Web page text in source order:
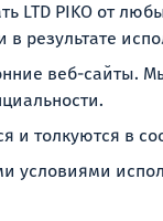
LTD PIKO от
результате
веб-сайты.
толкуются в